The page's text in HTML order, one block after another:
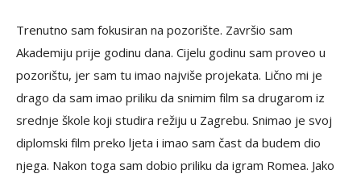
Trenutno sam fokusiran na pozorište. Završio sam
Akademiju prije godinu dana. Cijelu godinu sam proveo u
pozorištu, jer sam tu imao najviše projekata. Lično mi je
drago da sam imao priliku da snimim film sa drugarom iz
srednje škole koji studira režiju u Zagrebu. Snimao je svoj
diplomski film preko ljeta i imao sam čast da budem dio
njega. Nakon toga sam dobio priliku da igram Romea. Jako